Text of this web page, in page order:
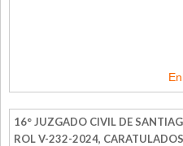
16° JUZGADO CIVIL DE
ROL V-232-2024, CARATULADOS